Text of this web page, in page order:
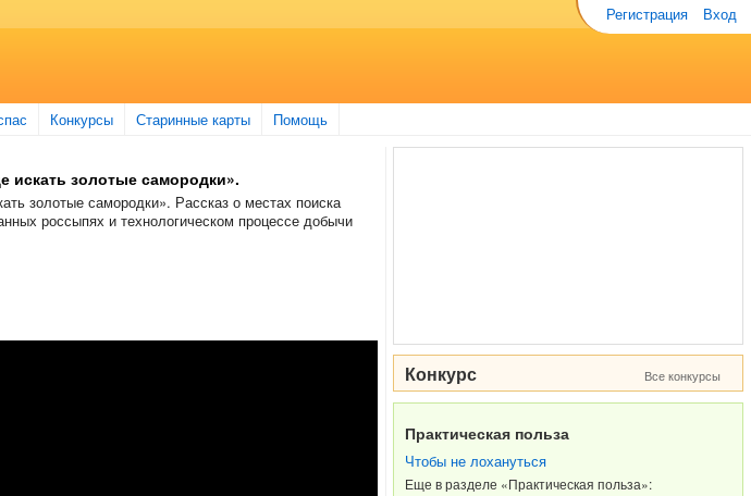
Регистрация Вход
Конкурсы Старинные карты Помощь
золотые самородки».
золотые самородки». Рассказ о местах поиска
россыпях и технологическом процессе добычи
Конкурс Все конкурсы
Практическая польза
Чтобы не лохануться
Еще в разделе «Практическая польза»: